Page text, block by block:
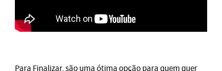
Para Finalizar, são uma ótima opção para quem quer